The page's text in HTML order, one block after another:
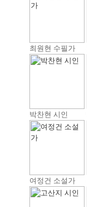
최원현 수필가
박찬현 시인
여정건 소설가